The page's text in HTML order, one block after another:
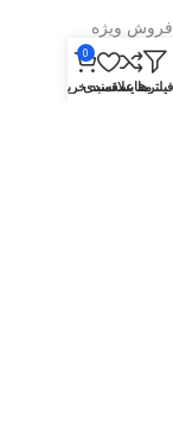
فروش ویژه
وبلاگ
فیلترهامقایسهعلاقمندی
0
سبد خرید